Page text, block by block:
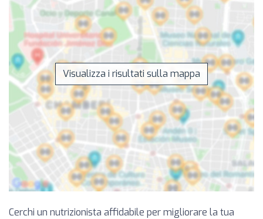
Visualizza i risultati sulla mappa
Cerchi un nutrizionista affidabile per migliorare la tua